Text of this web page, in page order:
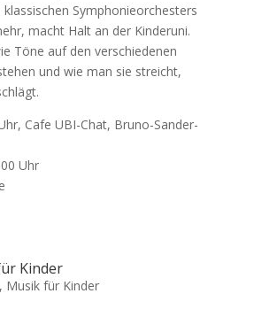
Symphonieorchesters
macht Halt an der Kinderuni.
Töne auf den verschiedenen
und wie man sie streicht,
Cafe UBI-Chat, Bruno-Sander-
Uhr
Kinder
Musik für Kinder